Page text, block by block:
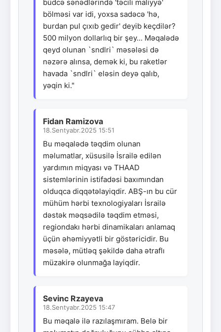
büdcə sənədlərində 'təcili maliyyə'
bölməsi var idi, yoxsa sadəcə 'hə,
burdan pul çıxıb gedir' deyib keçdilər?
500 milyon dollarlıq bir şey... Məqalədə
qeyd olunan `sndlri` məsələsi də
nəzərə alınsa, demək ki, bu raketlər
havada `sndlri` eləsin deyə qalıb,
yəqin ki."
Fidan Ramizova
18.Sentyabr.2025 15:51
Bu məqalədə təqdim olunan
məlumatlar, xüsusilə İsrailə edilən
yardımın miqyası və THAAD
sistemlərinin istifadəsi baxımından
olduqca diqqətəlayiqdir. ABŞ-ın bu cür
mühüm hərbi texnologiyaları İsrailə
dəstək məqsədilə təqdim etməsi,
regiondakı hərbi dinamikaları anlamaq
üçün əhəmiyyətli bir göstəricidir. Bu
məsələ, mütləq şəkildə daha ətraflı
müzakirə olunmağa layiqdir.
Sevinc Rzayeva
18.Sentyabr.2025 15:47
Bu məqalə ilə razılaşmıram. Belə bir